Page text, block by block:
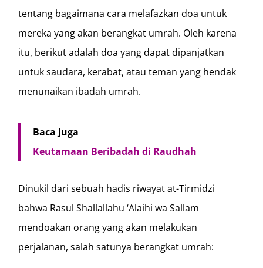
tentang bagaimana cara melafazkan doa untuk
mereka yang akan berangkat umrah. Oleh karena
itu, berikut adalah doa yang dapat dipanjatkan
untuk saudara, kerabat, atau teman yang hendak
menunaikan ibadah umrah.
Baca Juga
Keutamaan Beribadah di Raudhah
Dinukil dari sebuah hadis riwayat at-Tirmidzi
bahwa Rasul Shallallahu ‘Alaihi wa Sallam
mendoakan orang yang akan melakukan
perjalanan, salah satunya berangkat umrah: